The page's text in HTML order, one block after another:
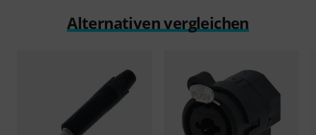
Alternativen vergleichen